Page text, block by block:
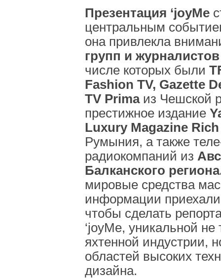
Презентация ‘joyMe
центральным
она привлекла
групп и журналистов
числе которых были
Fashion TV, Gazette
TV Primaиз Чешской
престижное издание
Luxury Magazine
Румыния, а также
радиокомпаний из
Балканского
мировые средства
информации
чтобы сделать
‘joyMe, уникальной не
яхтенной индустрии,
областей высоких
дизайна.